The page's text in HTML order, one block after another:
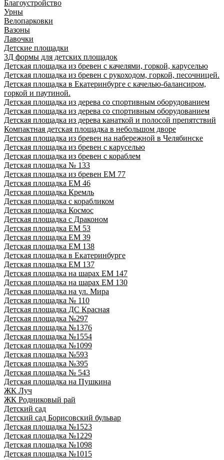
Благоустройство
Урны
Велопарковки
Вазоны
Лавочки
Детские площадки
3Д формы для детских площадок
Детская площадка из бревен с качелями, горкой, каруселью
Детская площадка из бревен с рукоходом, горкой, песочницей.
Детская площадка в Екатеринбурге с качелью-балансиром,
горкой и паутиной.
Детская площадка из дерева со спортивным оборудованием
Детская площадка из дерева со спортивным оборудованием
Детская площадка из дерева канаткой и полосой препятствий
Компактная детская площадка в небольшом дворе
Детская площадка из бревен на набережной в Челябинске
Детская площадка из бревен с каруселью
Детская площадка из бревен с кораблем
Детская площадка № 133
Детская площадка из бревен ЕМ 77
Детская площадка ЕМ 46
Детская площадка Кремль
Детская площадка с корабликом
Детская площадка Космос
Детская площадка с Драконом
Детская площадка ЕМ 53
Детская площадка ЕМ 39
Детская площадка ЕМ 138
Детская площадка в Екатеринбурге
Детская площадка ЕМ 137
Детская площадка на шарах ЕМ 147
Детская площадка на шарах ЕМ 130
Детская площадка на ул. Мира
Детская площадка № 110
Детская площадка ДС Красная
Детская площадка №297
Детская площадка №1376
Детская площадка №1554
Детская площадка №1099
Детская площадка №593
Детская площадка №395
Детская площадка № 543
Детская площадка на Пушкина
ЖК Луч
ЖК Родниковый рай
Детский сад
Детский сад Борисовский бульвар
Детская площадка №1523
Детская площадка №1229
Детская площадка №1098
Детская площадка №1015